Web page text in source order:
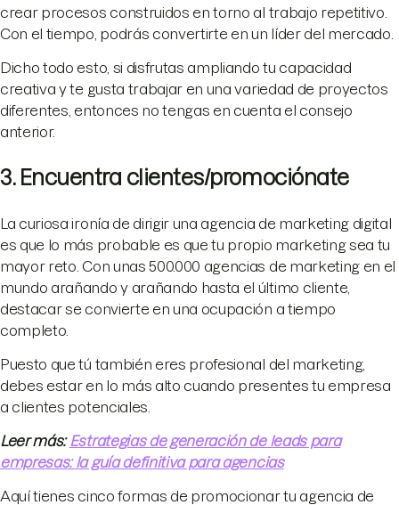
crear procesos construidos en torno al trabajo repetitivo.
Con el tiempo, podrás convertirte en un líder del mercado.
Dicho todo esto, si disfrutas ampliando tu capacidad
creativa y te gusta trabajar en una variedad de proyectos
diferentes, entonces no tengas en cuenta el consejo
anterior.
3. Encuentra clientes/promociónate
La curiosa ironía de dirigir una agencia de marketing digital
es que lo más probable es que tu propio marketing sea tu
mayor reto. Con unas 500.000 agencias de marketing en el
mundo arañando y arañando hasta el último cliente,
destacar se convierte en una ocupación a tiempo
completo.
Puesto que tú también eres profesional del marketing,
debes estar en lo más alto cuando presentes tu empresa
a clientes potenciales.
Leer más: Estrategias de generación de leads para
empresas: la guía definitiva para agencias
Aquí tienes cinco formas de promocionar tu agencia de